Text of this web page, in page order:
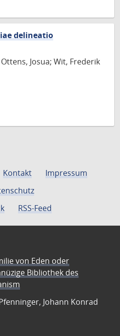
delineatio
Josua; Wit, Frederik
Kontakt
Impressum
RSS-Feed
von Eden oder
Bibliothek des
Johann Konrad